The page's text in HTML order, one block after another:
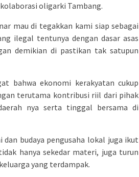
kolaborasi oligarki Tambang.
mau di tegakkan kami siap sebagai
ilegal tentunya dengan dasar asas
demikian di pastikan tak satupun
bahwa ekonomi kerakyatan cukup
terutama kontribusi riil dari pihak
nya serta tinggal bersama di
budaya pengusaha lokal juga ikut
hanya sekedar materi, juga turun
yang terdampak.